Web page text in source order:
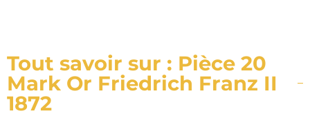
Tout savoir sur : Pièce 20
Mark Or Friedrich Franz II
1872